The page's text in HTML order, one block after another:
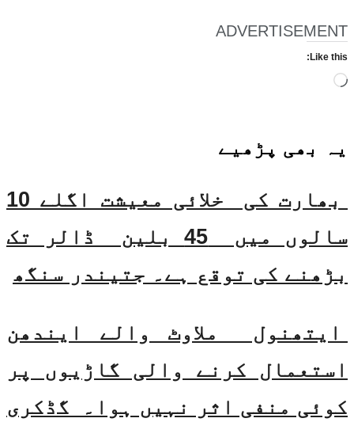
ADVERTISEMENT
Like this:
Loading…
یہ بھی پڑھیے
بھارت کی خلائی معیشت اگلے 10
سالوں میں 45 بلین ڈالر تک
بڑھنے کی توقع ہے۔ جتیندر سنگھ
ایتھنول ملاوٹ والے ایندھن
استعمال کرنے والی گاڑیوں پر
کوئی منفی اثر نہیں ہوا۔ گڈکری